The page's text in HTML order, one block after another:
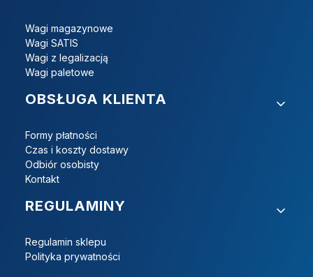
Wagi magazynowe
Wagi SATIS
Wagi z legalizacją
Wagi paletowe
OBSŁUGA KLIENTA
Formy płatności
Czas i koszty dostawy
Odbiór osobisty
Kontakt
REGULAMINY
Regulamin sklepu
Polityka prywatności